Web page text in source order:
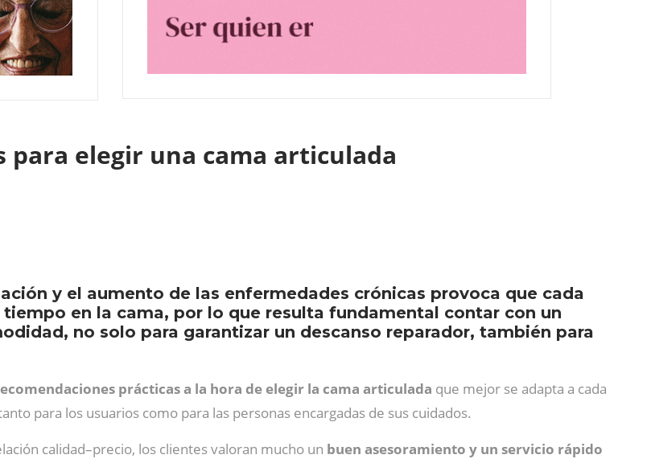
para elegir una cama articulada
y el aumento de las enfermedades crónicas provoca que cada
en la cama, por lo que resulta fundamental contar con un
no solo para garantizar un descanso reparador, también para
prácticas a la hora de elegir la cama articulada que mejor se adapta a cada
para los usuarios como para las personas encargadas de sus cuidados.
calidad–precio, los clientes valoran mucho un buen asesoramiento y un servicio rápido